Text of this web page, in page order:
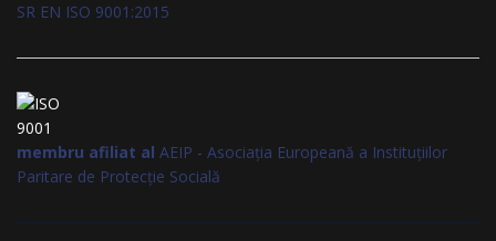
SR EN ISO 9001:2015
membru afiliat al AEIP - Asociația Europeană a Instituțiilor
Paritare de Protecție Socială